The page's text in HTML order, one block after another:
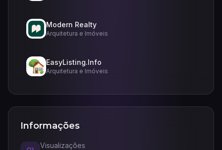
Modern Realty
Arquitetura e Imóveis
EasyListing.Info
Arquitetura e Imóveis
Informações
Visualizações